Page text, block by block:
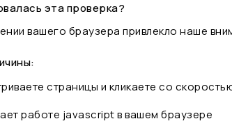
эта проверка?
вашего браузера привлекло наше
страницы и кликаете со
работе javascript в вашем браузере